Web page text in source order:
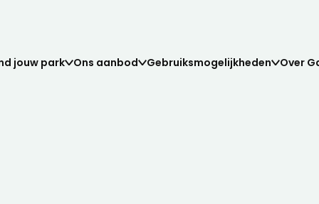
jouw park Ons aanbod Gebruiksmogelijkheden Over